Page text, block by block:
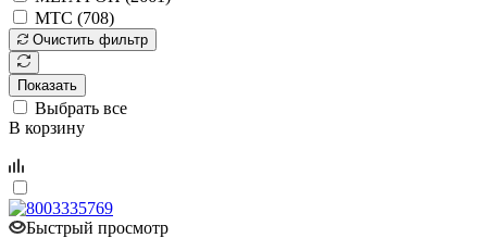
МТС (708)
Очистить фильтр
Показать
Выбрать все
В корзину
Быстрый просмотр